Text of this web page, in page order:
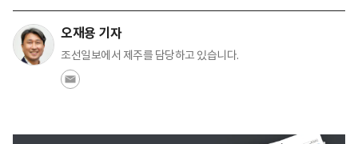
오재용 기자
조선일보에서 제주를 담당하고 있습니다.